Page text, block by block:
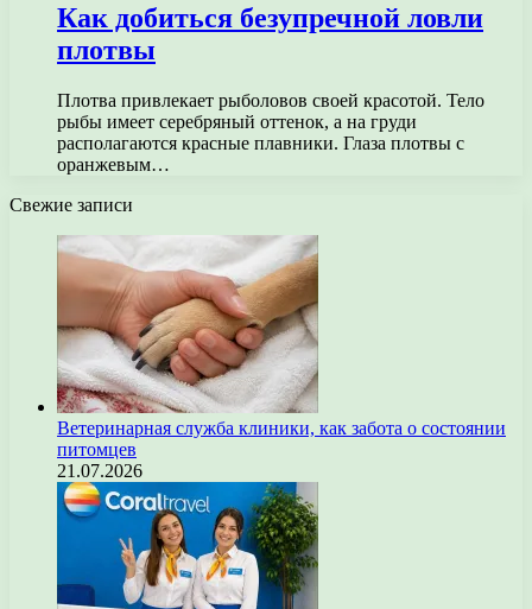
Как добиться безупречной ловли
плотвы
Плотва привлекает рыболовов своей красотой. Тело
рыбы имеет серебряный оттенок, а на груди
располагаются красные плавники. Глаза плотвы с
оранжевым…
Свежие записи
Ветеринарная служба клиники, как забота о состоянии
питомцев
21.07.2026